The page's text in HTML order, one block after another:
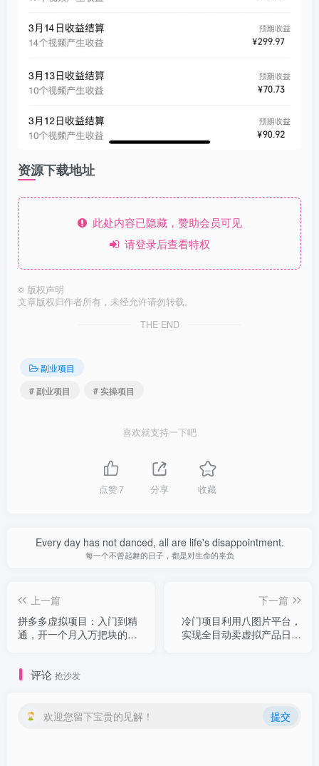
资源下载地址
此处内容已隐藏，赞助会员可见
请登录后查看特权
© 版权声明
文章版权归作者所有，未经允许请勿转载。
THE END
副业项目
# 副业项目
# 实操项目
喜欢就支持一下吧
点赞7 分享 收藏
Every day has not danced, all are life's disappointment.
每一个不曾起舞的日子，都是对生命的辜负
上一篇
拼多多虚拟项目：入门到精
通，开一个月入万把块的店
下一篇
冷门项目利用八图片平台，
实现全目动卖虚拟产品日赚
评论 抢沙发
欢迎您留下宝贵的见解！ 提交